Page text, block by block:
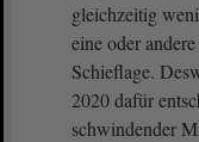
gleichzeitig
eine oder
Schieflage.
2020 dafür
schwindender